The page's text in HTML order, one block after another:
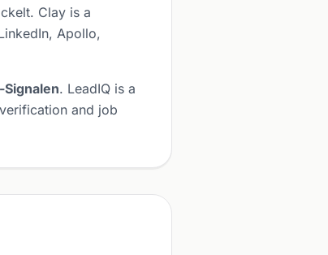
Clay is a
Apollo,
. LeadIQ is a
and job